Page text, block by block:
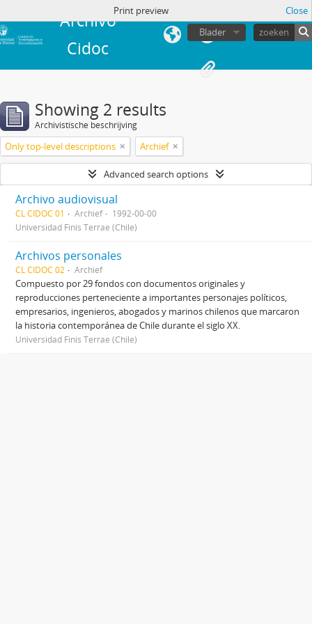
Archivo
Cidoc
Blader
Print preview Close
Showing 2 results
Archivistische beschrijving
Only top-level descriptions Archief
Advanced search options
Archivo audiovisual
CL CIDOC 01 Archief
1992-00-00
Universidad Finis Terrae (Chile)
Archivos personales
CL CIDOC 02 Archief
Compuesto por 29 fondos con documentos originales y
reproducciones perteneciente a importantes personajes políticos,
empresarios, ingenieros, abogados y marinos chilenos que marcaron
la historia contemporánea de Chile durante el siglo XX.
Universidad Finis Terrae (Chile)